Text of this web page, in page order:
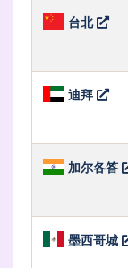
台北
迪拜
加尔各答
墨西哥城